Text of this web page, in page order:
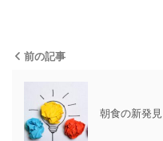
前の記事
朝食の新発見